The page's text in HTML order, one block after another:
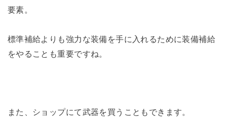
要素。
標準補給よりも強力な装備を手に入れるために装備補給
をやることも重要ですね。
また、ショップにて武器を買うこともできます。